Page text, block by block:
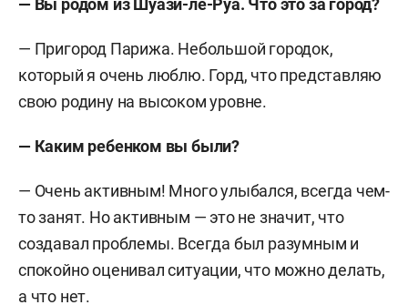
— Пригород Парижа. Небольшой городок,
который я очень люблю. Горд, что представляю
свою родину на высоком уровне.
— Каким ребенком вы были?
— Очень активным! Много улыбался, всегда чем-
то занят. Но активным — это не значит, что
создавал проблемы. Всегда был разумным и
спокойно оценивал ситуации, что можно делать,
а что нет.